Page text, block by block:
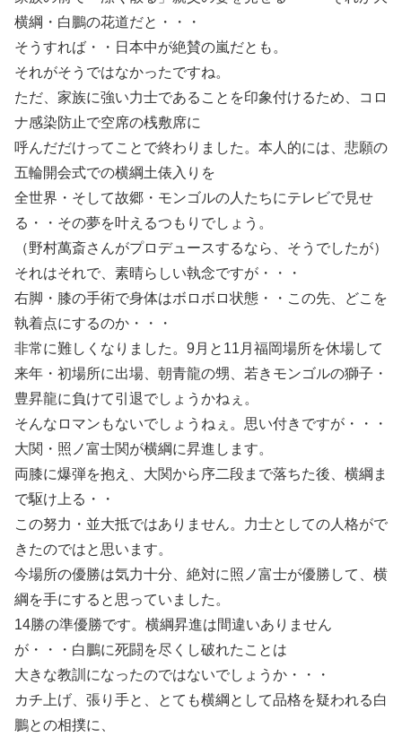
横綱・白鵬の花道だと・・・
そうすれば・・日本中が絶賛の嵐だとも。
それがそうではなかったですね。
ただ、家族に強い力士であることを印象付けるため、コロ
ナ感染防止で空席の桟敷席に
呼んだだけってことで終わりました。本人的には、悲願の
五輪開会式での横綱土俵入りを
全世界・そして故郷・モンゴルの人たちにテレビで見せ
る・・その夢を叶えるつもりでしょう。
（野村萬斎さんがプロデュースするなら、そうでしたが）
それはそれで、素晴らしい執念ですが・・・
右脚・膝の手術で身体はボロボロ状態・・この先、どこを
執着点にするのか・・・
非常に難しくなりました。9月と11月福岡場所を休場して
来年・初場所に出場、朝青龍の甥、若きモンゴルの獅子・
豊昇龍に負けて引退でしょうかねぇ。
そんなロマンもないでしょうねぇ。思い付きですが・・・
大関・照ノ富士関が横綱に昇進します。
両膝に爆弾を抱え、大関から序二段まで落ちた後、横綱ま
で駆け上る・・
この努力・並大抵ではありません。力士としての人格がで
きたのではと思います。
今場所の優勝は気力十分、絶対に照ノ富士が優勝して、横
綱を手にすると思っていました。
14勝の準優勝です。横綱昇進は間違いありません
が・・・白鵬に死闘を尽くし破れたことは
大きな教訓になったのではないでしょうか・・・
カチ上げ、張り手と、とても横綱として品格を疑われる白
鵬との相撲に、